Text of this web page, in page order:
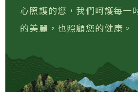
心照護的您，我們呵護每一
的美麗，也照顧您的健康。